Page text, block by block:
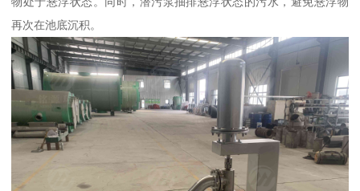
再次在池底沉积。